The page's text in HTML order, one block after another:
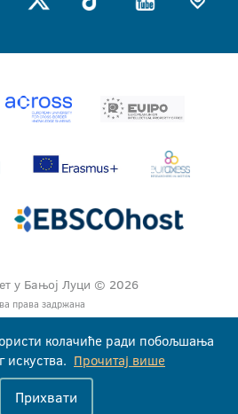
у Бањој Луци © 2026
права задржана
колачиће ради побољшања
искуства. Прочитај више
Прихвати